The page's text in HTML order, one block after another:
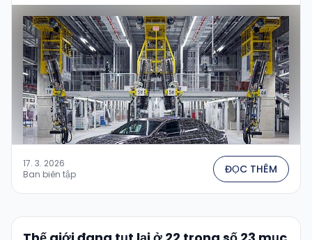
17. 3. 2026
Ban biên tập
ĐỌC THÊM